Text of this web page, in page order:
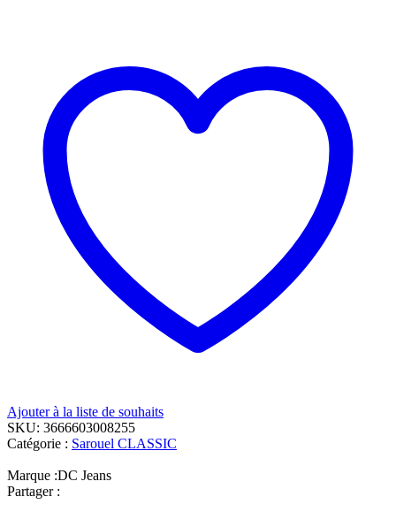
Ajouter à la liste de souhaits
SKU: 3666603008255
Catégorie : Sarouel CLASSIC
Marque :DC Jeans
Partager :